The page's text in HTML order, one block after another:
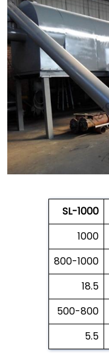
SL-1000
1000
800-1000
18.5
500-800
5.5